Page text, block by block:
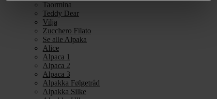
Taormina
Teddy Dear
Vilja
Zucchero Filato
Se alle Alpaka
Alice
Alpaca 1
Alpaca 2
Alpaca 3
Alpakka Følgetråd
Alpakka Silke